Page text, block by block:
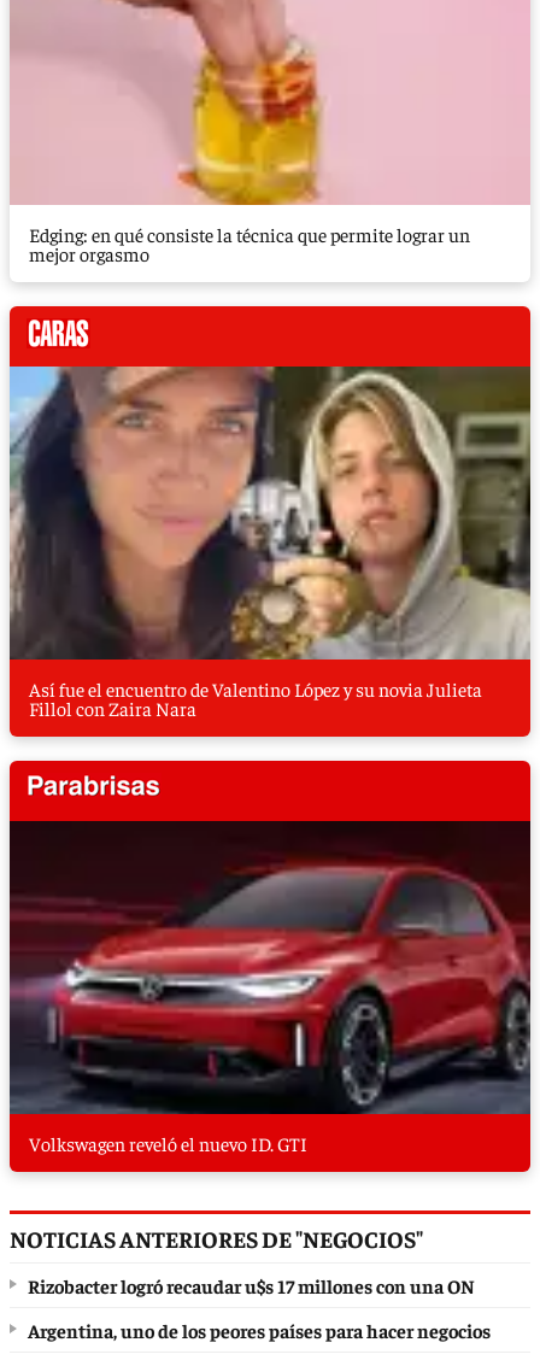
Edging: en qué consiste la técnica que permite lograr un
mejor orgasmo
Así fue el encuentro de Valentino López y su novia Julieta
Fillol con Zaira Nara
Volkswagen reveló el nuevo ID. GTI
NOTICIAS ANTERIORES DE "NEGOCIOS"
Rizobacter logró recaudar u$s 17 millones con una ON
Argentina, uno de los peores países para hacer negocios